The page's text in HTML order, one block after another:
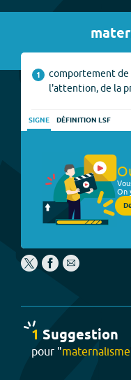
1
comportement de
l'attention, de la
SIGNE DÉFINITION LSF
On
1 Suggestion
pour "maternalisme